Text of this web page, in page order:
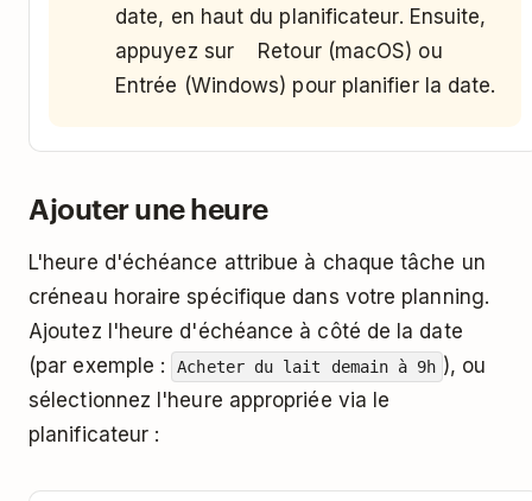
date, en haut du planificateur. Ensuite,
appuyez sur Retour (macOS) ou
Entrée (Windows) pour planifier la date.
Ajouter une heure
L'heure d'échéance attribue à chaque tâche un
créneau horaire spécifique dans votre planning.
Ajoutez l'heure d'échéance à côté de la date
(par exemple :
Acheter du lait demain à 9h ), ou
sélectionnez l'heure appropriée via le
planificateur :